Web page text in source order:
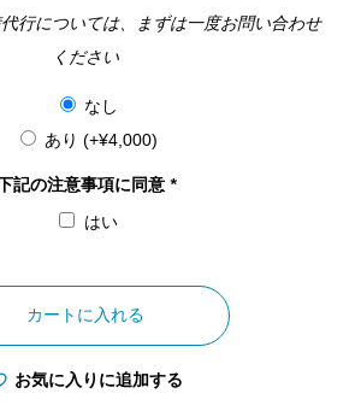
行については、まずは一度お問い合わせ
ください
なし
あり (+¥4,000)
記の注意事項に同意 *
はい
知
県
須
カートに入れる
お気に入りに追加する